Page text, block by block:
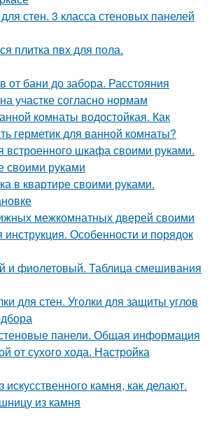
стен. 3 класса стеновых панелей
плитка пвх для пола.
от бани до забора. Расстояния
участке согласно нормам
комнаты водостойкая. Как
герметик для ванной комнаты?
встроенного шкафа своими руками.
своими руками
в квартире своими руками.
межкомнатных дверей своими
Особенности и порядок
и фиолетовый. Таблица смешивания
для стен. Уголки для защиты углов
панели. Общая информация
от сухого хода. Настройка
камня, как делают.
из камня